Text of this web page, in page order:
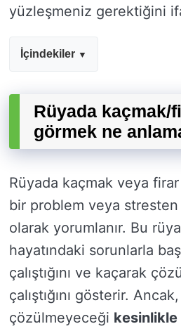
yüzleşmeniz gerektiğini
İçindekiler
Rüyada kaçmak/
görmek ne
Rüyada kaçmak veya
bir problem veya
olarak yorumlanır. Bu
hayatındaki sorunlarla
çalıştığını ve kaçarak
çalıştığını gösterir.
çözülmeyeceği kesinlikle